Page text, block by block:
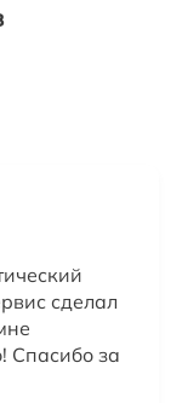
сделал
Спасибо за